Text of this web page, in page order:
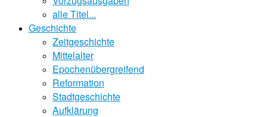
alle Titel...
Geschichte
Zeitgeschichte
Mittelalter
Epochenübergreifend
Reformation
Stadtgeschichte
Aufklärung